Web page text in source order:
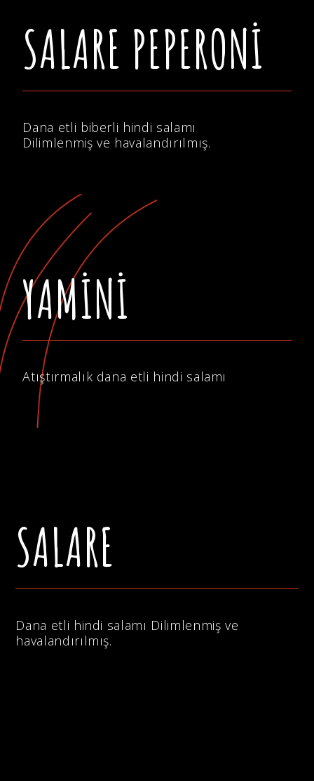
SALARE PEPERONI
Dana etli biberli hindi salamı
Dilimlenmiş ve havalandırılmış.
YAMINI
Atıştırmalık dana etli hindi salamı
SALARE
Dana etli hindi salamı Dilimlenmiş ve
havalandırılmış.